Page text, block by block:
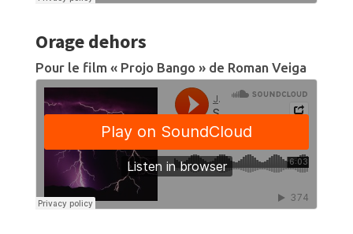
Orage dehors
Pour le film « Projo Bango » de Roman Veiga